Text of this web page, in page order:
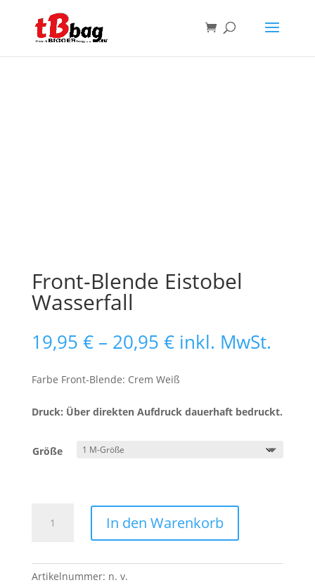
Front-Blende Eistobel
Wasserfall
19,95 € – 20,95 €Preisspanne:
19,95 €
bis
20,95 €
inkl. MwSt.
Farbe Front-Blende: Crem Weiß
Druck: Über direkten Aufdruck dauerhaft bedruckt.
Größe
Blende
Menge
In den Warenkorb
Artikelnummer: n. v.